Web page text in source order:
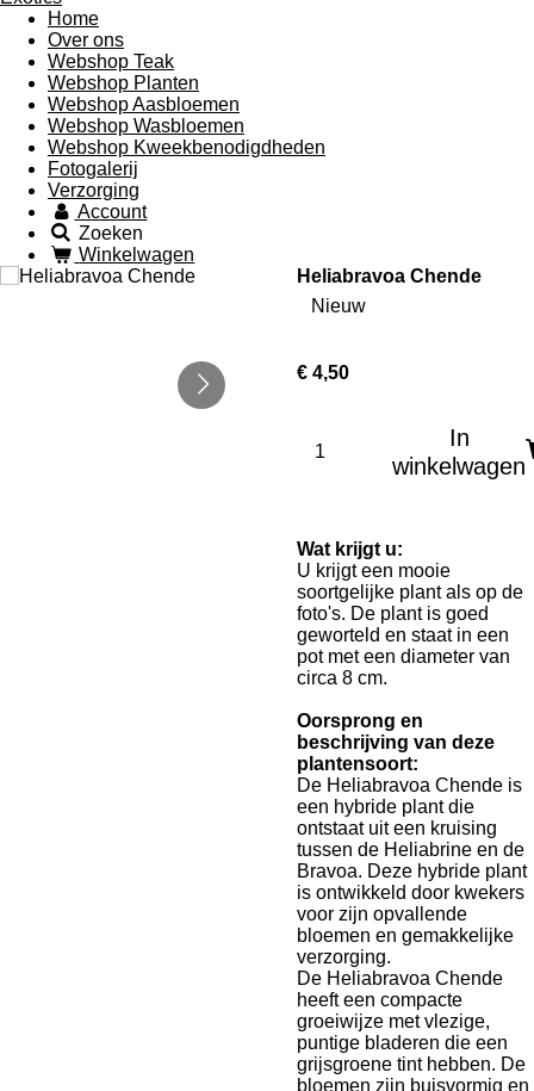
Home
Over ons
Webshop Teak
Webshop Planten
Webshop Aasbloemen
Webshop Wasbloemen
Webshop Kweekbenodigdheden
Fotogalerij
Verzorging
Account
Zoeken
Winkelwagen
Heliabravoa Chende
Nieuw
€ 4,50
In
winkelwagen
Wat krijgt u:
U krijgt een mooie
soortgelijke plant als op de
foto's. De plant is goed
geworteld en staat in een
pot met een diameter van
circa 8 cm.
Oorsprong en
beschrijving van deze
plantensoort:
De Heliabravoa Chende is
een hybride plant die
ontstaat uit een kruising
tussen de Heliabrine en de
Bravoa. Deze hybride plant
is ontwikkeld door kwekers
voor zijn opvallende
bloemen en gemakkelijke
verzorging.
De Heliabravoa Chende
heeft een compacte
groeiwijze met vlezige,
puntige bladeren die een
grijsgroene tint hebben. De
bloemen zijn buisvormig en